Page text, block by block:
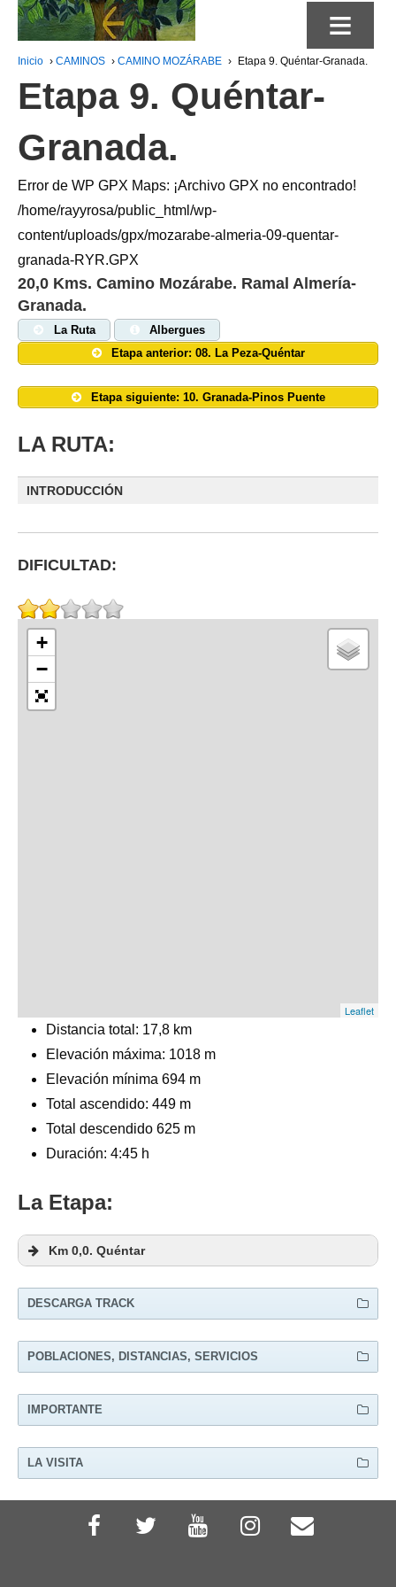
≡
Inicio › CAMINOS › CAMINO MOZÁRABE › Etapa 9. Quéntar-Granada.
Etapa 9. Quéntar-
Granada.
Error de WP GPX Maps: ¡Archivo GPX no encontrado!
/home/rayyrosa/public_html/wp-
content/uploads/gpx/mozarabe-almeria-09-quentar-
granada-RYR.GPX
20,0 Kms. Camino Mozárabe. Ramal Almería-
Granada.
La Ruta
Albergues
Etapa anterior: 08. La Peza-Quéntar
Etapa siguiente: 10. Granada-Pinos Puente
LA RUTA:
INTRODUCCIÓN
DIFICULTAD:
+
−
Leaflet
Distancia total: 17,8 km
Elevación máxima: 1018 m
Elevación mínima 694 m
Total ascendido: 449 m
Total descendido 625 m
Duración: 4:45 h
La Etapa:
Km 0,0. Quéntar
DESCARGA TRACK
POBLACIONES, DISTANCIAS, SERVICIOS
IMPORTANTE
LA VISITA